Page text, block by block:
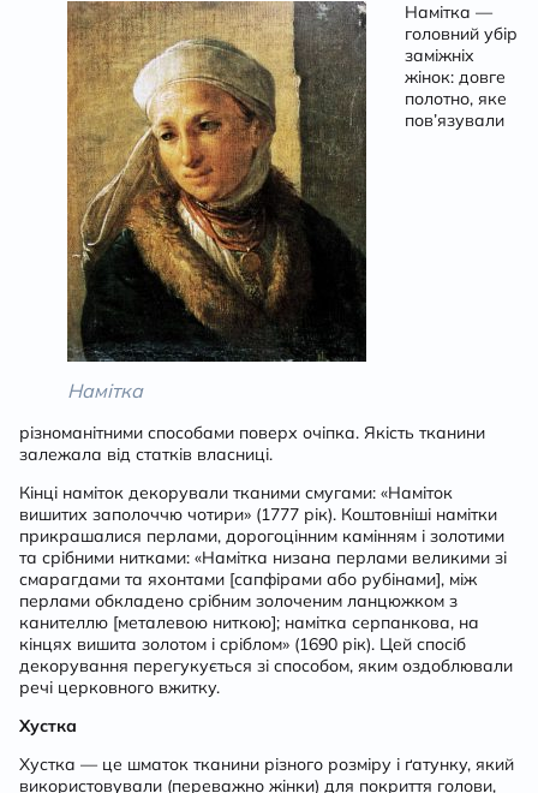
Намітка
Намітка —
головний убір
заміжніх
жінок: довге
полотно, яке
пов’язували
різноманітними способами поверх очіпка. Якість тканини
залежала від статків власниці.
Кінці наміток декорували тканими смугами: «Наміток
вишитих заполоччю чотири» (1777 рік). Коштовніші намітки
прикрашалися перлами, дорогоцінним камінням і золотими
та срібними нитками: «Намітка низана перлами великими зі
смарагдами та яхонтами [сапфірами або рубінами], між
перлами обкладено срібним золоченим ланцюжком з
канителлю [металевою ниткою]; намітка серпанкова, на
кінцях вишита золотом і сріблом» (1690 рік). Цей спосіб
декорування перегукується зі способом, яким оздоблювали
речі церковного вжитку.
Хустка
Хустка — це шматок тканини різного розміру і ґатунку, який
використовували (переважно жінки) для покриття голови,